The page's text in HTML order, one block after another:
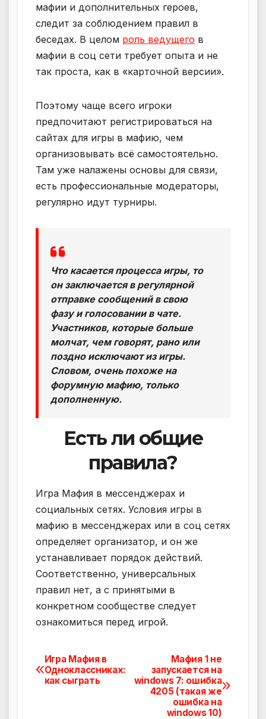
мафии и дополнительных героев,
следит за соблюдением правил в
беседах. В целом роль ведущего в
мафии в соц сети требует опыта и не
так проста, как в «карточной версии».
Поэтому чаще всего игроки
предпочитают регистрироваться на
сайтах для игры в мафию, чем
организовывать всё самостоятельно.
Там уже налажены основы для связи,
есть профессиональные модераторы,
регулярно идут турниры.
Что касается процесса игры, то
он заключается в регулярной
отправке сообщений в свою
фазу и голосовании в чате.
Участников, которые больше
молчат, чем говорят, рано или
поздно исключают из игры.
Словом, очень похоже на
форумную мафию, только
дополненную.
Есть ли общие
правила?
Игра Мафия в мессенджерах и
социальных сетях. Условия игры в
мафию в мессенджерах или в соц сетях
определяет организатор, и он же
устанавливает порядок действий.
Соответственно, универсальных
правил нет, а с принятыми в
конкретном сообществе следует
ознакомиться перед игрой.
Навигация
по
Мафия 1 не
запускается на
windows 7: ошибка
4205 (такая же
ошибка на
windows 10)
Игра Мафия в
Одноклассниках:
как сыграть